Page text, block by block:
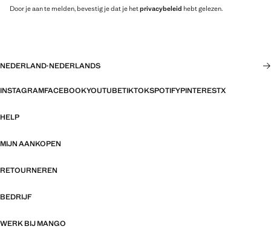
Door je aan te melden, bevestig je dat je hetprivacybeleid hebt gelezen.
NEDERLAND·NEDERLANDS
INSTAGRAMFACEBOOKYOUTUBETIKTOKSPOTIFYPINTERESTX
HELP
MIJN AANKOPEN
RETOURNEREN
BEDRIJF
WERK BIJ MANGO